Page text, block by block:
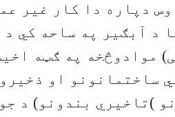
دپاره دا کار غیر
د آبګیر په ساحه کي د
موادوڅخه په ګټه
ساختمانونو او
)تاخیري بندونو) د